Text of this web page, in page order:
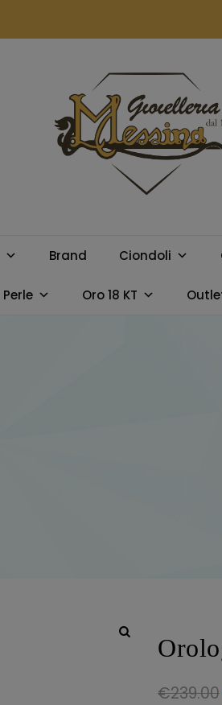
MESSINA
CAMPOBELLO
migliori marchi.
Brand Ciondoli
Perle Oro 18 KT
€239.00